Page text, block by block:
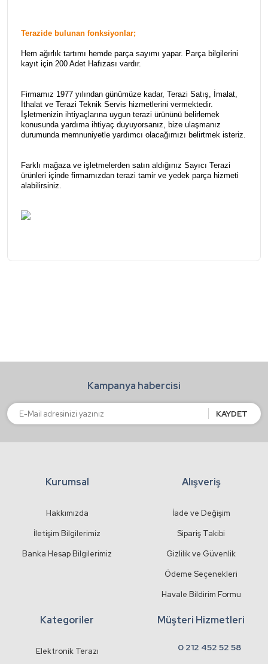
Terazide bulunan fonksiyonlar;
Hem ağırlık tartımı hemde parça sayımı yapar. Parça bilgilerini
kayıt için 200 Adet Hafızası vardır.
Firmamız 1977 yılından günümüze kadar, Terazi Satış, İmalat,
İthalat ve Terazi Teknik Servis hizmetlerini vermektedir.
İşletmenizin ihtiyaçlarına uygun terazi ürününü belirlemek
konusunda yardıma ihtiyaç duyuyorsanız, bize ulaşmanız
durumunda memnuniyetle yardımcı olacağımızı belirtmek isteriz.
Farklı mağaza ve işletmelerden satın aldığınız Sayıcı Terazi
ürünleri içinde firmamızdan terazi tamir ve yedek parça hizmeti
alabilirsiniz.
konularda yetersiz gördüğünüz noktaları öneri formunu
Ürün fiyatı diğer sitelerden daha pahalı.
Bu ürüne benzer farklı alternatifler olmalı.
Kampanya habercisi
KAYDET
Kurumsal
Hakkımızda
İletişim Bilgilerimiz
Banka Hesap Bilgilerimiz
Alışveriş
İade ve Değişim
Sipariş Takibi
Gizlilik ve Güvenlik
Ödeme Seçenekleri
Havale Bildirim Formu
Kategoriler
Elektronik Terazı
Müşteri Hizmetleri
0 212 452 52 58